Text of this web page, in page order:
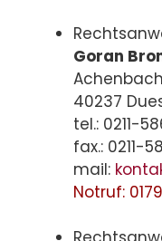
Goran
40237
tel.: 0211-
fax.: 0211-
mail:
Notruf: